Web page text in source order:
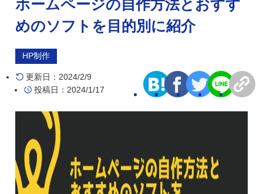
ホームページの自作方法とおすす
めのソフトを目的別に紹介
HP制作
更新日：2024/2/9
投稿日：2024/1/17